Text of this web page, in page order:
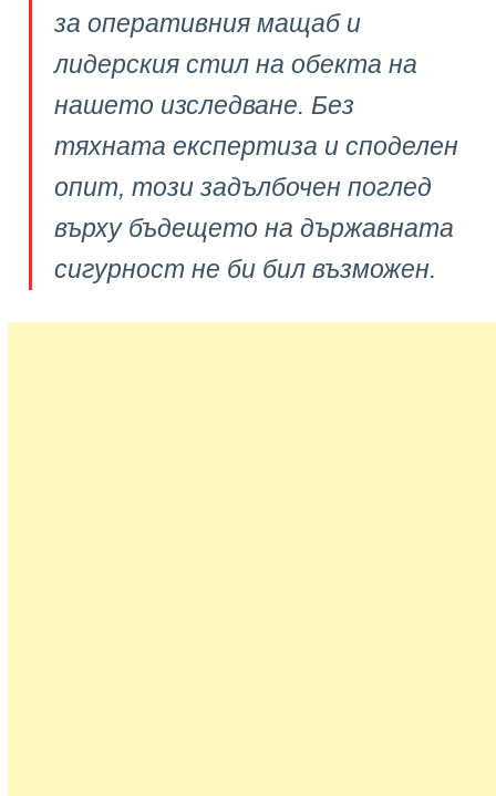
за оперативния мащаб и
лидерския стил на обекта на
нашето изследване. Без
тяхната експертиза и споделен
опит, този задълбочен поглед
върху бъдещето на държавната
сигурност не би бил възможен.